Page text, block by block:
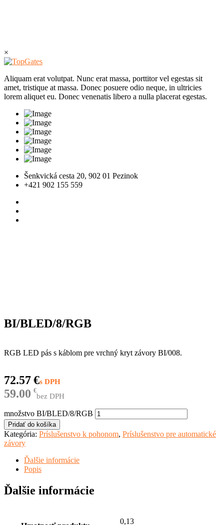
×
Aliquam erat volutpat. Nunc erat massa, porttitor vel egestas sit
amet, tristique at massa. Donec posuere odio neque, in ultricies
lorem aliquet eu. Donec venenatis libero a nulla placerat egestas.
Šenkvická cesta 20, 902 01 Pezinok
+421 902 155 559
BI/BLED/8/RGB
€
72.57
€
59.00 bez DPH
RGB LED pás s káblom pre vrchný kryt závory BI/008.
množstvo BI/BLED/8/RGB
Pridať do košíka
Kategória: Príslušenstvo k pohonom, Príslušenstvo pre automatické
závory
Ďalšie informácie
Popis
Ďalšie informácie
0,13